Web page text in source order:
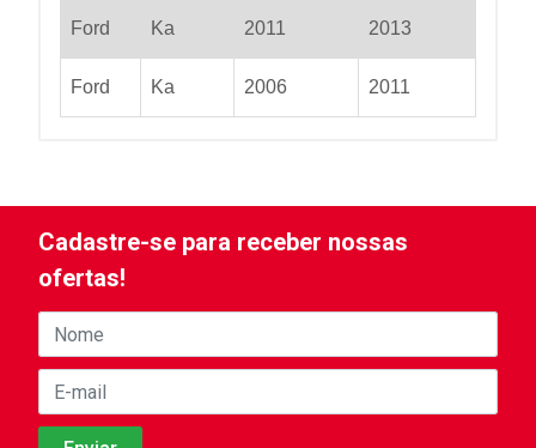
Ford Ka 2011 2013
Ford Ka 2006 2011
Cadastre-se para receber nossas
ofertas!